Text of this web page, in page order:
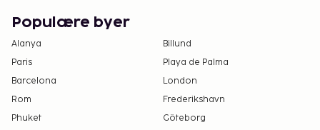
Populære byer
Alanya
Billund
Paris
Playa de Palma
Barcelona
London
Rom
Frederikshavn
Phuket
Göteborg